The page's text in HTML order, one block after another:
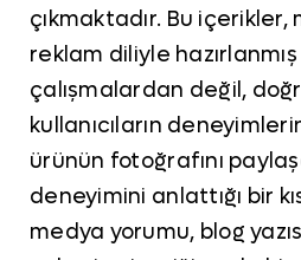
çıkmaktadır. Bu içerikler,
reklam diliyle
çalışmalardan değil,
kullanıcıların
ürünün fotoğrafını
deneyimini anlattığı bir
medya yorumu, blog